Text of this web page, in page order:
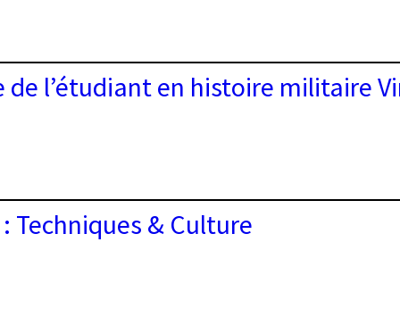
background
de l’étudiant en histoire militaire
Techniques & Culture